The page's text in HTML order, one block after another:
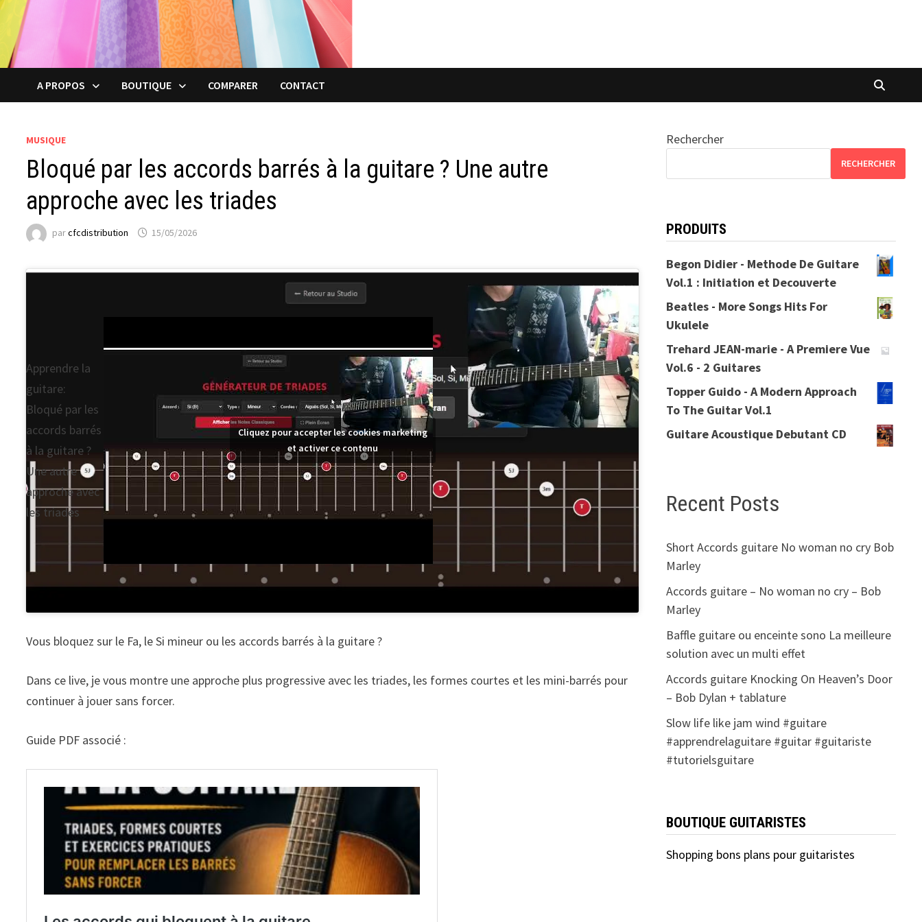
A PROPOS BOUTIQUE COMPARER CONTACT
MUSIQUE
Bloqué par les accords barrés à la guitare ? Une autre
approche avec les triades
parcfcdistribution 15/05/2026
Apprendre la
guitare:
Bloqué par les
accords barrés
à la guitare ?
Une autre
approche avec
les triades
Cliquez pour accepter les cookies marketing
et activer ce contenu
Vous bloquez sur le Fa, le Si mineur ou les accords barrés à la guitare ?
Dans ce live, je vous montre une approche plus progressive avec les triades, les formes courtes et les mini-barrés pour
continuer à jouer sans forcer.
Guide PDF associé :
Rechercher
RECHERCHER
PRODUITS
Begon Didier - Methode De Guitare
Vol.1 : Initiation et Decouverte
Beatles - More Songs Hits For
Ukulele
Trehard JEAN-marie - A Premiere Vue
Vol.6 - 2 Guitares
Topper Guido - A Modern Approach
To The Guitar Vol.1
Guitare Acoustique Debutant CD
Recent Posts
Short Accords guitare No woman no cry Bob
Marley
Accords guitare – No woman no cry – Bob
Marley
Baffle guitare ou enceinte sono La meilleure
solution avec un multi effet
Accords guitare Knocking On Heaven’s Door
– Bob Dylan + tablature
Slow life like jam wind #guitare
#apprendrelaguitare #guitar #guitariste
#tutorielsguitare
BOUTIQUE GUITARISTES
Shopping bons plans pour guitaristes